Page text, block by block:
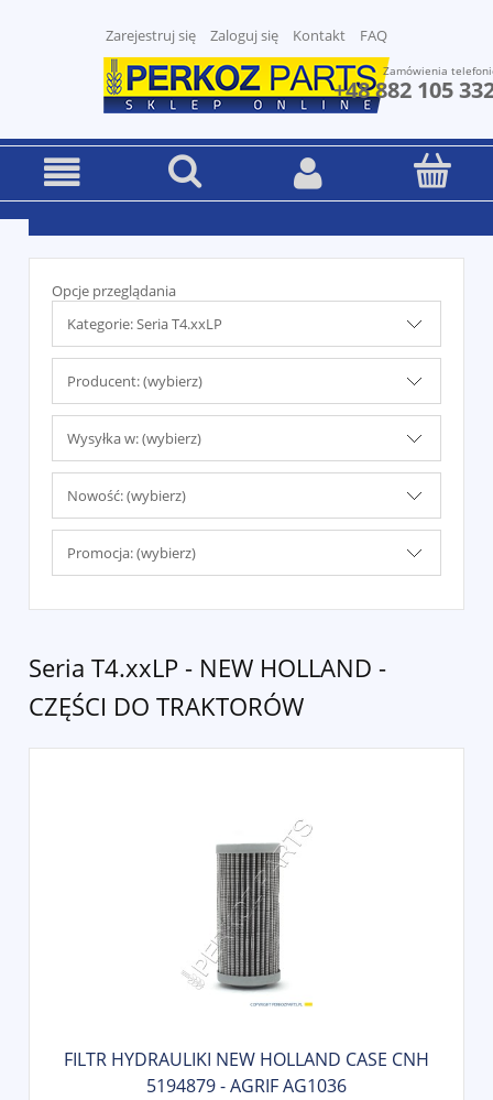
Zarejestruj się Zaloguj się Kontakt FAQ
Zamówienia
+48 882 105
Opcje przeglądania
Kategorie: Seria T4.xxLP
Producent: (wybierz)
Wysyłka w: (wybierz)
Nowość: (wybierz)
Promocja: (wybierz)
Seria T4.xxLP - NEW HOLLAND -
CZĘŚCI DO TRAKTORÓW
FILTR HYDRAULIKI NEW HOLLAND CASE CNH
5194879 - AGRIF AG1036